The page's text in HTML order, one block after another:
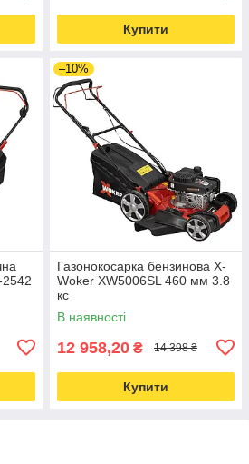
Купити
2542
–10%
Газонокосарка бензинова X-
Woker XW5006SL 460 мм 3.8
кс
В наявності
12 958,20 ₴ 14 398 ₴
Купити